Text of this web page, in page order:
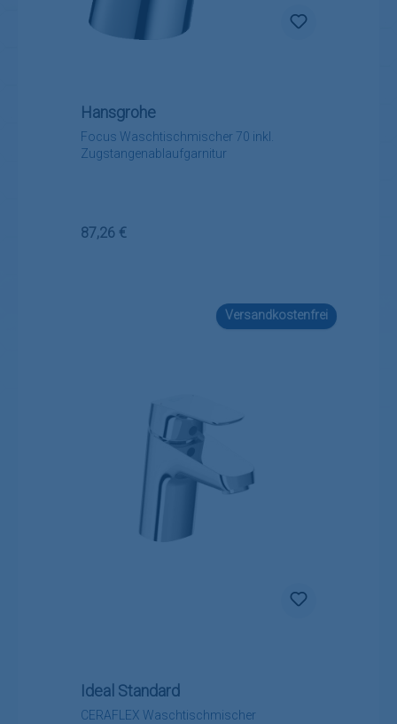
Focus Waschtischmischer 70 inkl.
Zugstangenablaufgarnitur
Hansgrohe
Regulärer Preis:
87,26 €
Versandkostenfrei
CERAFLEX Waschtischmischer
Ideal Standard